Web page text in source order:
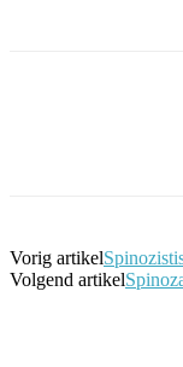
Vorig artikel
Volgend artikel